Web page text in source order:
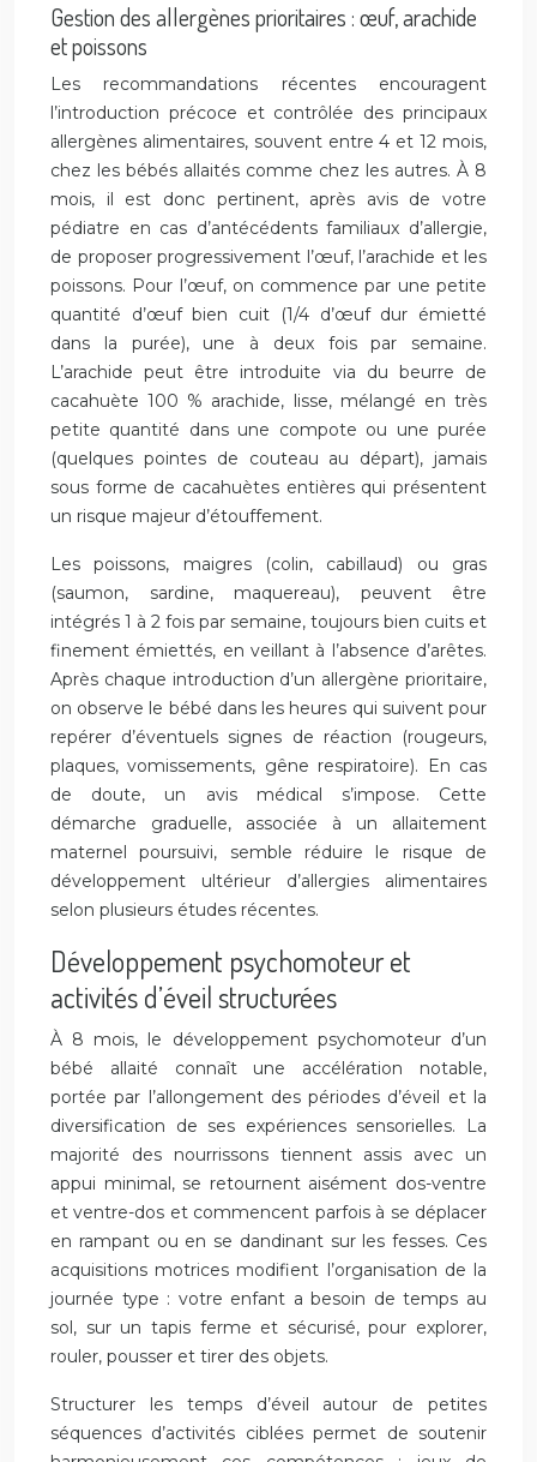
Gestion des allergènes prioritaires : œuf, arachide
et poissons
Les recommandations récentes encouragent
l’introduction précoce et contrôlée des principaux
allergènes alimentaires, souvent entre 4 et 12 mois,
chez les bébés allaités comme chez les autres. À 8
mois, il est donc pertinent, après avis de votre
pédiatre en cas d’antécédents familiaux d’allergie,
de proposer progressivement l’œuf, l’arachide et les
poissons. Pour l’œuf, on commence par une petite
quantité d’œuf bien cuit (1/4 d’œuf dur émietté
dans la purée), une à deux fois par semaine.
L’arachide peut être introduite via du beurre de
cacahuète 100 % arachide, lisse, mélangé en très
petite quantité dans une compote ou une purée
(quelques pointes de couteau au départ), jamais
sous forme de cacahuètes entières qui présentent
un risque majeur d’étouffement.
Les poissons, maigres (colin, cabillaud) ou gras
(saumon, sardine, maquereau), peuvent être
intégrés 1 à 2 fois par semaine, toujours bien cuits et
finement émiettés, en veillant à l’absence d’arêtes.
Après chaque introduction d’un allergène prioritaire,
on observe le bébé dans les heures qui suivent pour
repérer d’éventuels signes de réaction (rougeurs,
plaques, vomissements, gêne respiratoire). En cas
de doute, un avis médical s’impose. Cette
démarche graduelle, associée à un allaitement
maternel poursuivi, semble réduire le risque de
développement ultérieur d’allergies alimentaires
selon plusieurs études récentes.
Développement psychomoteur et
activités d’éveil structurées
À 8 mois, le développement psychomoteur d’un
bébé allaité connaît une accélération notable,
portée par l’allongement des périodes d’éveil et la
diversification de ses expériences sensorielles. La
majorité des nourrissons tiennent assis avec un
appui minimal, se retournent aisément dos-ventre
et ventre-dos et commencent parfois à se déplacer
en rampant ou en se dandinant sur les fesses. Ces
acquisitions motrices modifient l’organisation de la
journée type : votre enfant a besoin de temps au
sol, sur un tapis ferme et sécurisé, pour explorer,
rouler, pousser et tirer des objets.
Structurer les temps d’éveil autour de petites
séquences d’activités ciblées permet de soutenir